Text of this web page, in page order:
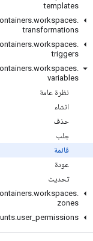
templates
.workspaces.
transformations
.workspaces.
triggers
.workspaces.
variables
نظرة عامة
انشاء
حذف
جلب
قائمة
عودة
تحديث
.workspaces.
zones
.user_ permissions